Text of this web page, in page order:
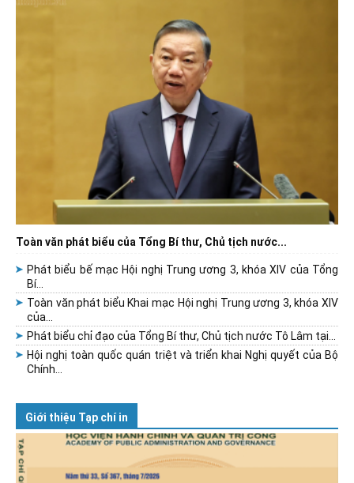
Toàn văn phát biểu của Tổng Bí thư, Chủ tịch nước...
Phát biểu bế mạc Hội nghị Trung ương 3, khóa XIV của Tổng
Bí...
Toàn văn phát biểu Khai mạc Hội nghị Trung ương 3, khóa XIV
của...
Phát biểu chỉ đạo của Tổng Bí thư, Chủ tịch nước Tô Lâm tại...
Hội nghị toàn quốc quán triệt và triển khai Nghị quyết của Bộ
Chính...
Giới thiệu Tạp chí in